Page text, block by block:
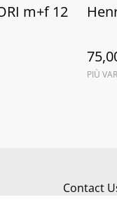
m+f 12
PIÙ
Contact